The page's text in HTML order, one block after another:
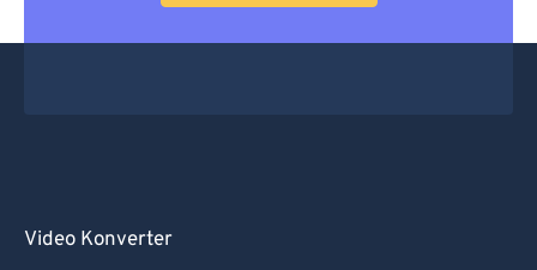
Video Konverter